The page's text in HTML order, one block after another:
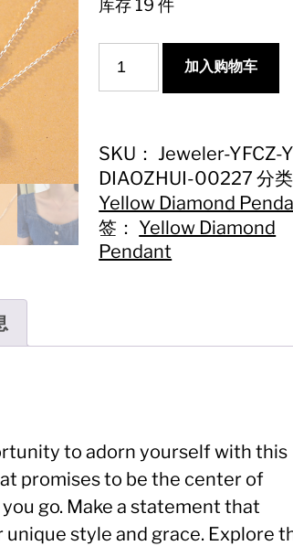
库存 19 件
Yellow
Diamond
Pendant
-
Fine
Jewelry
数
量
加入购物车
SKU： Jeweler-YFCZ-
DIAOZHUI-00227 分类
Yellow Diamond
签： Yellow Diamond
Pendant
to adorn yourself with this
promises to be the center of
go. Make a statement that
style and grace. Explore